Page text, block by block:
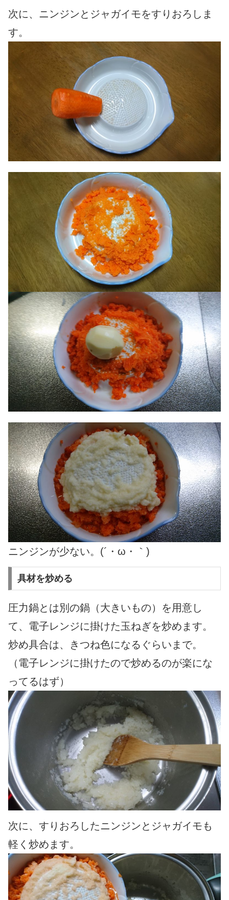
次に、ニンジンとジャガイモをすりおろしま
す。
ニンジンが少ない。(´・ω・｀)
具材を炒める
圧力鍋とは別の鍋（大きいもの）を用意し
て、電子レンジに掛けた玉ねぎを炒めます。
炒め具合は、きつね色になるぐらいまで。
（電子レンジに掛けたので炒めるのが楽にな
ってるはず）
次に、すりおろしたニンジンとジャガイモも
軽く炒めます。